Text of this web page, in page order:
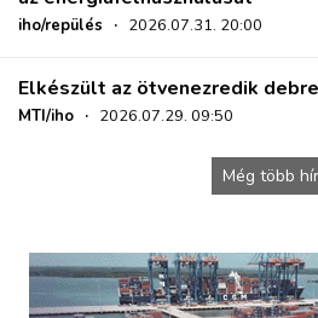
iho/repülés · 2026.07.31. 20:00
Elkészült az ötvenezredik
MTI/iho · 2026.07.29. 09:50
Még több hír